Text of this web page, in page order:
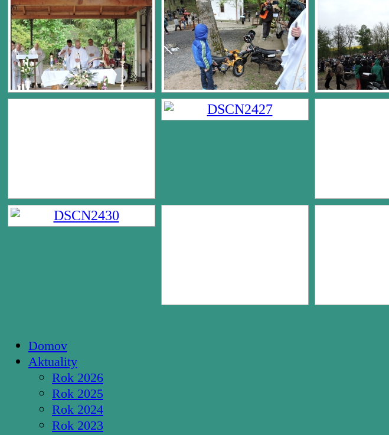
Domov
Aktuality
Rok 2026
Rok 2025
Rok 2024
Rok 2023